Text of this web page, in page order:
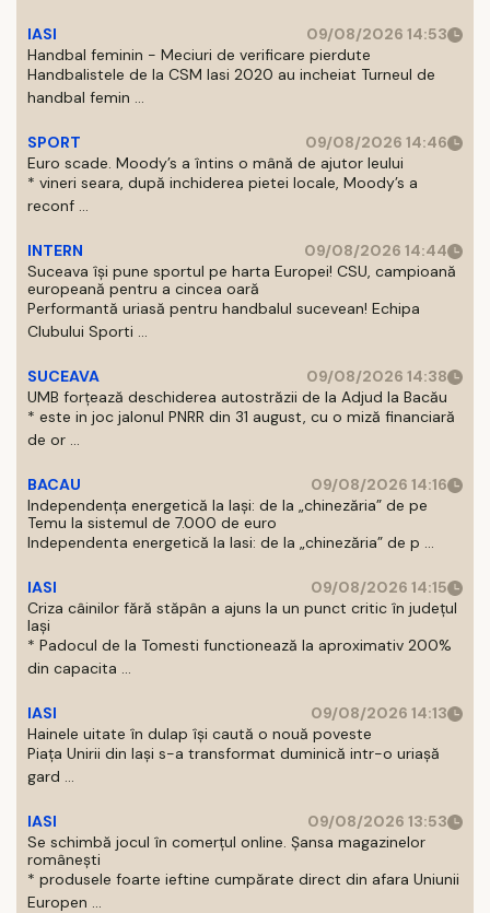
IASI
09/08/2026 14:53
Handbal feminin - Meciuri de verificare pierdute
Handbalistele de la CSM Iasi 2020 au incheiat Turneul de
handbal femin ...
SPORT
09/08/2026 14:46
Euro scade. Moody’s a întins o mână de ajutor leului
* vineri seara, după inchiderea pietei locale, Moody’s a
reconf ...
INTERN
09/08/2026 14:44
Suceava își pune sportul pe harta Europei! CSU, campioană
europeană pentru a cincea oară
Performantă uriasă pentru handbalul sucevean! Echipa
Clubului Sporti ...
SUCEAVA
09/08/2026 14:38
UMB forțează deschiderea autostrăzii de la Adjud la Bacău
* este in joc jalonul PNRR din 31 august, cu o miză financiară
de or ...
BACAU
09/08/2026 14:16
Independența energetică la Iași: de la „chinezăria” de pe
Temu la sistemul de 7.000 de euro
Independenta energetică la Iasi: de la „chinezăria” de p ...
IASI
09/08/2026 14:15
Criza câinilor fără stăpân a ajuns la un punct critic în județul
Iași
* Padocul de la Tomesti functionează la aproximativ 200%
din capacita ...
IASI
09/08/2026 14:13
Hainele uitate în dulap îşi caută o nouă poveste
Piaţa Unirii din Iaşi s-a transformat duminică intr-o uriaşă
gard ...
IASI
09/08/2026 13:53
Se schimbă jocul în comerțul online. Șansa magazinelor
românești
* produsele foarte ieftine cumpărate direct din afara Uniunii
Europen ...